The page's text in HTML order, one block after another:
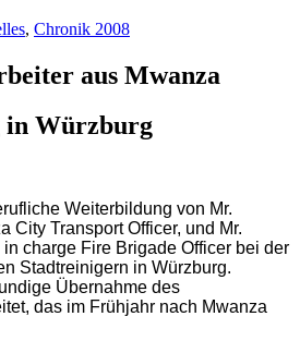
, Chronik 2008
aus Mwanza
Würzburg
Weiterbildung von Mr.
City Transport Officer, und Mr.
charge Fire Brigade Officer bei der
Stadtreinigern in Würzburg.
Übernahme des
das im Frühjahr nach Mwanza